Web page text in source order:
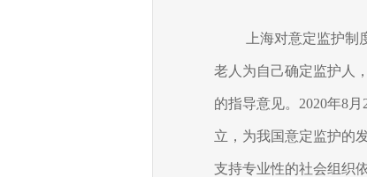
上海对意定监护制
老人为自己确定监护人
的指导意见。 2020年8月
立，为我国意定监护的
支持专业性的社会组织